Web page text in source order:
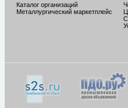
Каталог организаций
Металлургический маркетплейс